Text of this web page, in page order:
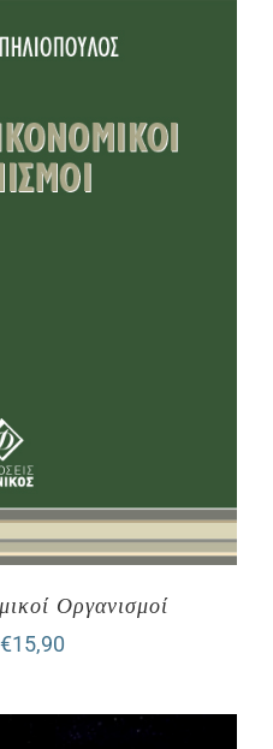
Οργανισμοί
Original
€15,90Η
τιμή